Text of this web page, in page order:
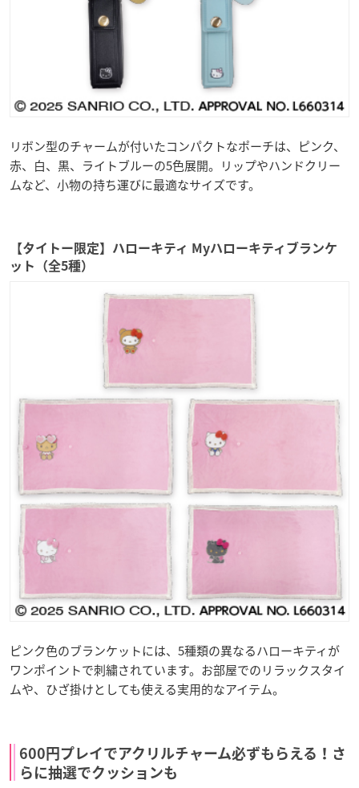
リボン型のチャームが付いたコンパクトなポーチは、ピンク、
赤、白、黒、ライトブルーの5色展開。リップやハンドクリー
ムなど、小物の持ち運びに最適なサイズです。
【タイトー限定】ハローキティ Myハローキティブランケ
ット（全5種）
ピンク色のブランケットには、5種類の異なるハローキティが
ワンポイントで刺繍されています。お部屋でのリラックスタイ
ムや、ひざ掛けとしても使える実用的なアイテム。
600円プレイでアクリルチャーム必ずもらえる！さ
らに抽選でクッションも